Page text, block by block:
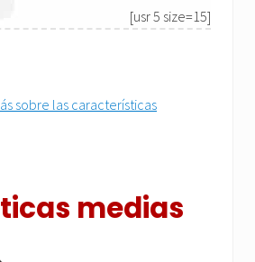
[usr 5 size=15]
sobre las características
medias